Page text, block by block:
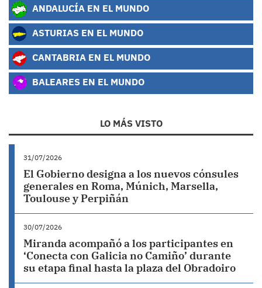
ANDALUCÍA EN EL MUNDO
ASTURIAS EN EL MUNDO
CANTABRIA EN EL MUNDO
BALEARES EN EL MUNDO
LO MÁS VISTO
31/07/2026
El Gobierno designa a los nuevos cónsules
generales en Roma, Múnich, Marsella,
Toulouse y Perpiñán
30/07/2026
Miranda acompañó a los participantes en
‘Conecta con Galicia no Camiño’ durante
su etapa final hasta la plaza del Obradoiro